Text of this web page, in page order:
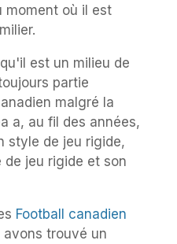
moment où il est
est un milieu de
partie
malgré la
a, au fil des années,
style de jeu rigide,
jeu rigide et son
Football canadien
avons trouvé un